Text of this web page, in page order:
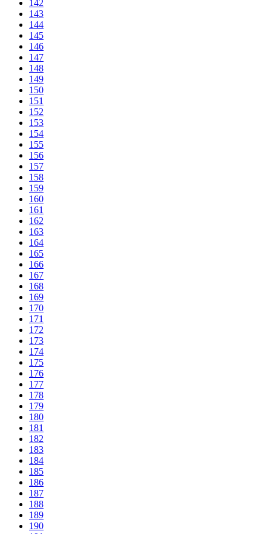
142
143
144
145
146
147
148
149
150
151
152
153
154
155
156
157
158
159
160
161
162
163
164
165
166
167
168
169
170
171
172
173
174
175
176
177
178
179
180
181
182
183
184
185
186
187
188
189
190